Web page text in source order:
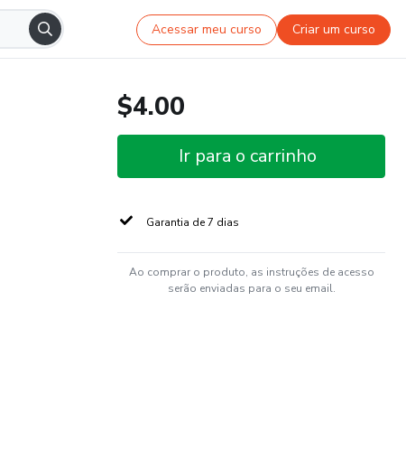
Acessar meu curso Criar um curso
$4.00
Ir para o carrinho
Garantia de 7 dias
Ao comprar o produto, as instruções de acesso
serão enviadas para o seu email.